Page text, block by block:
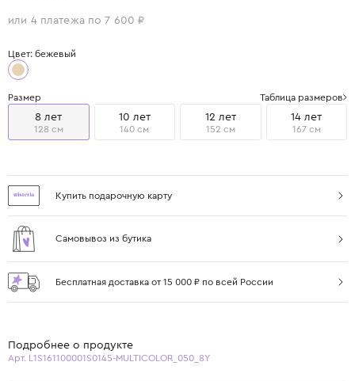
или 4 платежа по 7 600 ₽
Цвет: бежевый
Размер Таблица размеров
8 лет
128 см
10 лет
140 см
12 лет
152 см
14 лет
167 см
Купить подарочную карту
Самовывоз из бутика
Бесплатная доставка от 15 000 ₽ по всей России
Подробнее о продукте
Арт. L1S161100001S0145-MULTICOLOR_050_8Y